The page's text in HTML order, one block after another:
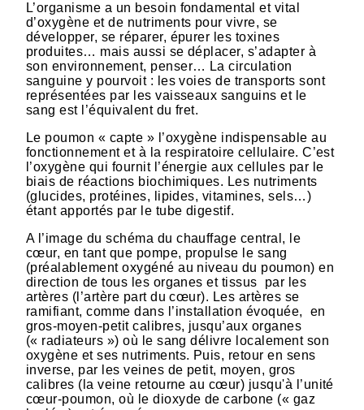
L’organisme a un besoin fondamental et vital
d’oxygène et de nutriments pour vivre, se
développer, se réparer, épurer les toxines
produites… mais aussi se déplacer, s’adapter à
son environnement, penser… La circulation
sanguine y pourvoit : les voies de transports sont
représentées par les vaisseaux sanguins et le
sang est l’équivalent du fret.
Le poumon « capte » l’oxygène indispensable au
fonctionnement et à la respiratoire cellulaire. C’est
l’oxygène qui fournit l’énergie aux cellules par le
biais de réactions biochimiques. Les nutriments
(glucides, protéines, lipides, vitamines, sels…)
étant apportés par le tube digestif.
A l’image du schéma du chauffage central, le
cœur, en tant que pompe, propulse le sang
(préalablement oxygéné au niveau du poumon) en
direction de tous les organes et tissus par les
artères (l’artère part du cœur). Les artères se
ramifiant, comme dans l’installation évoquée, en
gros-moyen-petit calibres, jusqu’aux organes
(« radiateurs ») où le sang délivre localement son
oxygène et ses nutriments. Puis, retour en sens
inverse, par les veines de petit, moyen, gros
calibres (la veine retourne au cœur) jusqu'à l’unité
cœur-poumon, où le dioxyde de carbone (« gaz